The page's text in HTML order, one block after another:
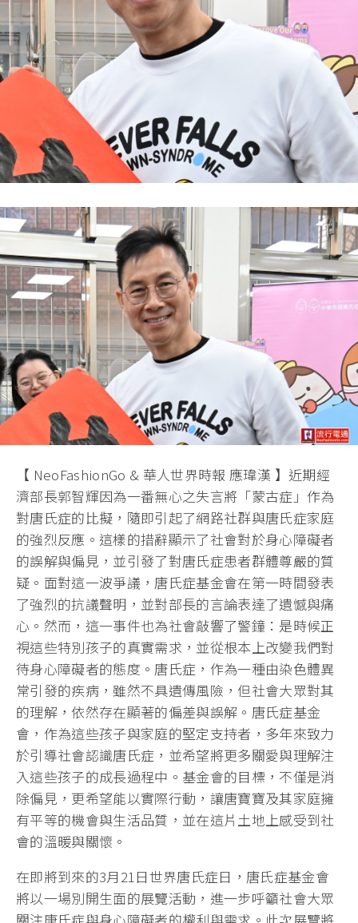
【 NeoFashionGo & 華人世界時報 應瑋漢 】近期經
濟部長郭智輝因為一番無心之失言將「蒙古症」作為
對唐氏症的比擬，隨即引起了網路社群與唐氏症家庭
的強烈反應。這樣的措辭顯示了社會對於身心障礙者
的誤解與偏見，並引發了對唐氏症患者群體尊嚴的質
疑。面對這一波爭議，唐氏症基金會在第一時間發表
了強烈的抗議聲明，並對部長的言論表達了遺憾與痛
心。然而，這一事件也為社會敲響了警鐘：是時候正
視這些特別孩子的真實需求，並從根本上改變我們對
待身心障礙者的態度。唐氏症，作為一種由染色體異
常引發的疾病，雖然不具遺傳風險，但社會大眾對其
的理解，依然存在顯著的偏差與誤解。唐氏症基金
會，作為這些孩子與家庭的堅定支持者，多年來致力
於引導社會認識唐氏症，並希望將更多關愛與理解注
入這些孩子的成長過程中。基金會的目標，不僅是消
除偏見，更希望能以實際行動，讓唐寶寶及其家庭擁
有平等的機會與生活品質，並在這片土地上感受到社
會的溫暖與關懷。
在即將到來的3月21日世界唐氏症日，唐氏症基金會
將以一場別開生面的展覽活動，進一步呼籲社會大眾